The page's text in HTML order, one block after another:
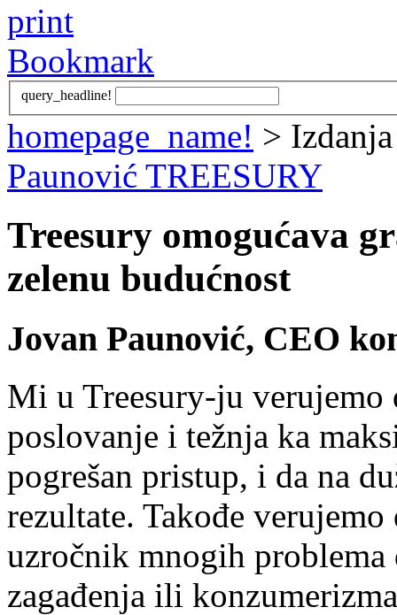
print
Bookmark
query_headline!
homepage_name! >
Paunović TREESURY
Treesury omogućava
zelenu budućnost
Jovan Paunović, CEO
Mi u Treesury-ju verujemo
poslovanje i težnja ka
pogrešan pristup, i da na
rezultate. Takođe
uzročnik mnogih problema
zagađenja ili